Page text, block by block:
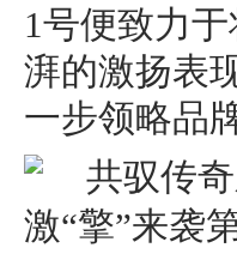
1号便致力
湃的激扬表
一步领略品